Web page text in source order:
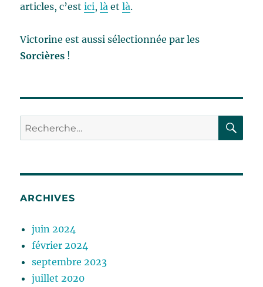
articles, c’estici,là etlà.
Victorine est aussi sélectionnée par les
Sorcières !
Recherche
pour :
ARCHIVES
juin 2024
février 2024
septembre 2023
juillet 2020